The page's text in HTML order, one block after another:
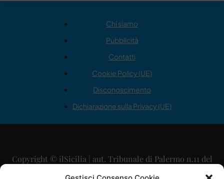
Chi siamo
Pubblicità
Contatti
Cookie Policy (UE)
Disconoscimento
Dichiarazione sulla Privacy (UE)
Copyright © ilSicilia | aut. Tribunale di Palermo n.11 del
29/09/2015